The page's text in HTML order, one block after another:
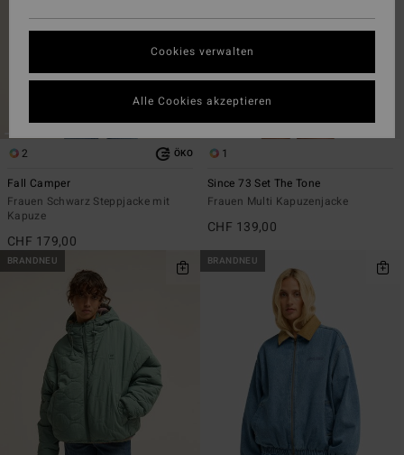
2 ÖKO
Fall Camper
Frauen Schwarz Steppjacke mit
Kapuze
CHF 179,00
1
Since 73 Set The Tone
Frauen Multi Kapuzenjacke
CHF 139,00
BRANDNEU BRANDNEU
Cookies verwalten
Alle Cookies akzeptieren